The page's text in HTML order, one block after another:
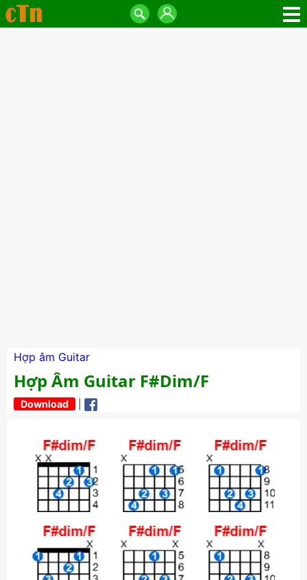
Hợp âm Guitar
Hợp Âm Guitar F#dim/F
Download